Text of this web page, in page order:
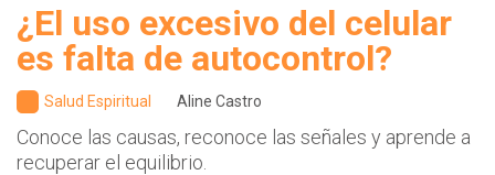
¿El uso excesivo del celular
es falta de autocontrol?
Salud Espiritual Aline Castro
Conoce las causas, reconoce las señales y aprende a
recuperar el equilibrio.